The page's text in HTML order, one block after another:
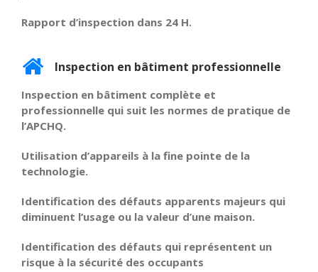
Rapport d’inspection dans 24 H.
Inspection en bâtiment professionnelle
Inspection en bâtiment complète et
professionnelle qui suit les normes de pratique de
l’APCHQ.
Utilisation d’appareils à la fine pointe de la
technologie.
Identification des défauts apparents majeurs qui
diminuent l’usage ou la valeur d’une maison.
Identification des défauts qui représentent un
risque à la sécurité des occupants